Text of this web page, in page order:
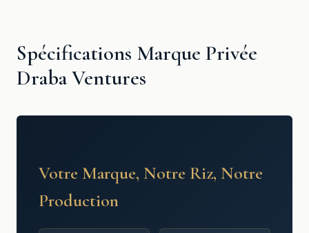
Spécifications Marque Privée
Draba Ventures
Votre Marque, Notre Riz, Notre
Production